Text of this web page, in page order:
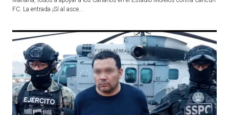
FC. La entrada ¡Sí al asce...